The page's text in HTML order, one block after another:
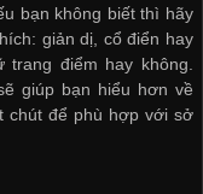
bạn không biết thì hãy
giản dị, cổ điển hay
trang điểm hay không.
giúp bạn hiểu hơn về
chút để phù hợp với sở